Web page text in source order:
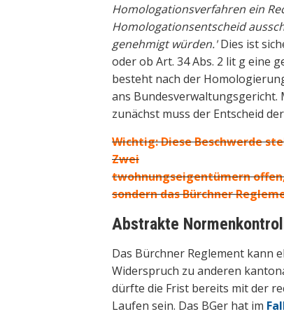
Homologationsverfahren ein
Homologationsentscheid
genehmigt würden.'Dies ist
oder ob Art. 34 Abs. 2 lit g eine
besteht nach der
ans Bundesverwaltungsgericht.
zunächst muss der Entscheid
Wichtig: Diese Beschwerde
Zwei
twohnungseigentümern
sondern das Bürchner
Abstrakte
Das Bürchner Reglement kann
Widerspruch zu anderen
dürfte die Frist bereits mit der
Laufen sein. Das BGer hat im